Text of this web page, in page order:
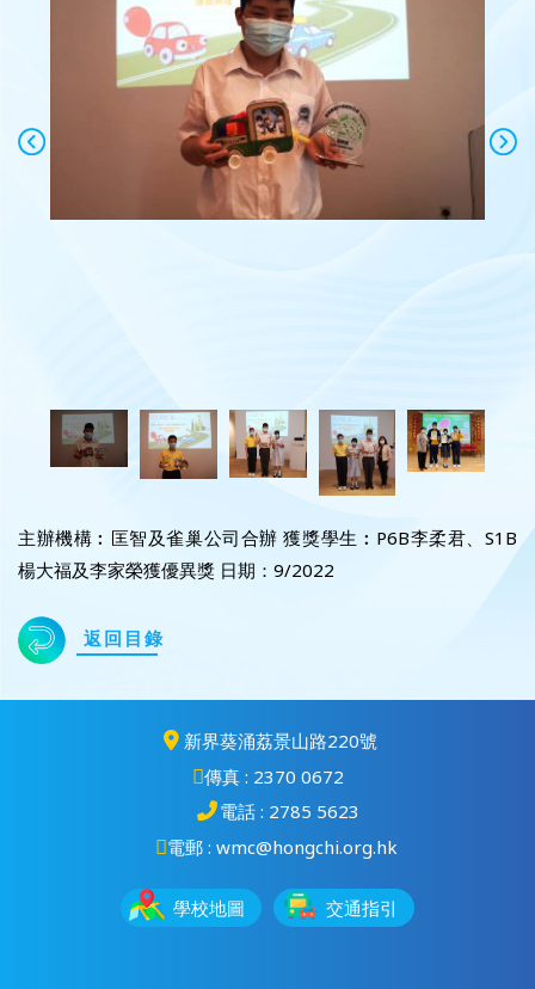
主辦機構︰匡智及雀巢公司合辦 獲獎學生︰P6B李柔君、S1B
楊大福及李家榮獲優異獎 日期：9/2022
返回目錄
新界葵涌荔景山路220號
傳真 : 2370 0672
電話 : 2785 5623
電郵 : wmc@hongchi.org.hk
學校地圖 交通指引